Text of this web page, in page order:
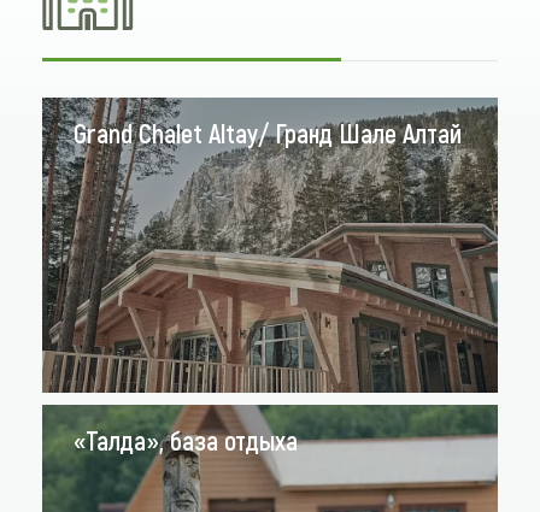
Grand Chalet Altay/ Гранд Шале Алтай
«Талда», база отдыха